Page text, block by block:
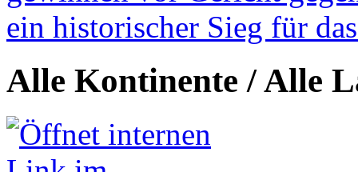
ein historischer Sieg für
Alle Kontinente / Alle